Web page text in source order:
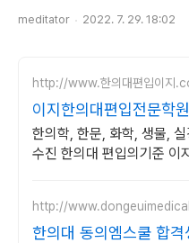
meditator 2022. 7. 29. 18:02
http://www.한의대편입이지
이지한의대편입전문학
한의학, 한문, 화학, 생물,
수진 한의대 편입의기준 이
http://
한의대 동의엠스쿨 합격